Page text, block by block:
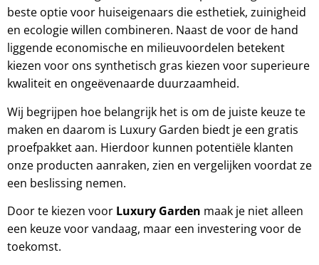
beste optie voor huiseigenaars die esthetiek, zuinigheid
en ecologie willen combineren. Naast de voor de hand
liggende economische en milieuvoordelen betekent
kiezen voor ons synthetisch gras kiezen voor superieure
kwaliteit en ongeëvenaarde duurzaamheid.
Wij begrijpen hoe belangrijk het is om de juiste keuze te
maken en daarom is Luxury Garden biedt je een gratis
proefpakket aan. Hierdoor kunnen potentiële klanten
onze producten aanraken, zien en vergelijken voordat ze
een beslissing nemen.
Door te kiezen voor Luxury Garden maak je niet alleen
een keuze voor vandaag, maar een investering voor de
toekomst.